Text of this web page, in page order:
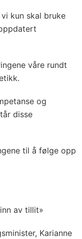
kun skal bruke
våre rundt
og
disse
til å følge opp
av tillit»
Karianne